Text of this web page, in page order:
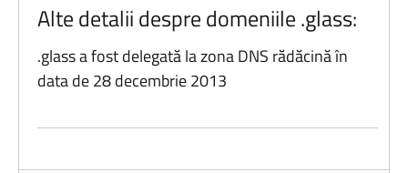
Alte detalii despre domeniile .glass:
.glass a fost delegată la zona DNS rădăcină în
data de 28 decembrie 2013